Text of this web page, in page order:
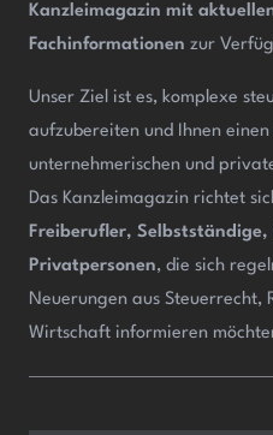
Kanzleimagazin mit
Fachinformationen zur
Unser Ziel ist es, komplexe
aufzubereiten und Ihnen
unternehmerischen und
Das Kanzleimagazin richtet
Freiberufler, Selbstständige,
Privatpersonen, die sich
Neuerungen aus Steuerrecht,
Wirtschaft informieren